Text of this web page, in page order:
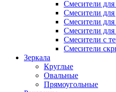
Смесители
Смесители
Смесители
Смесители
Смесители с
Смесители
Зеркала
Круглые
Овальные
Прямоугольные